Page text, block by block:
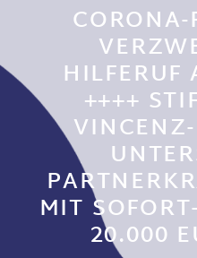
HILFERUF
++++
MIT
20.000